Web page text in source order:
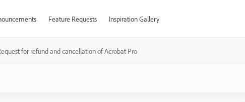
Feature Requests Inspiration Gallery
for refund and cancellation of Acrobat Pro